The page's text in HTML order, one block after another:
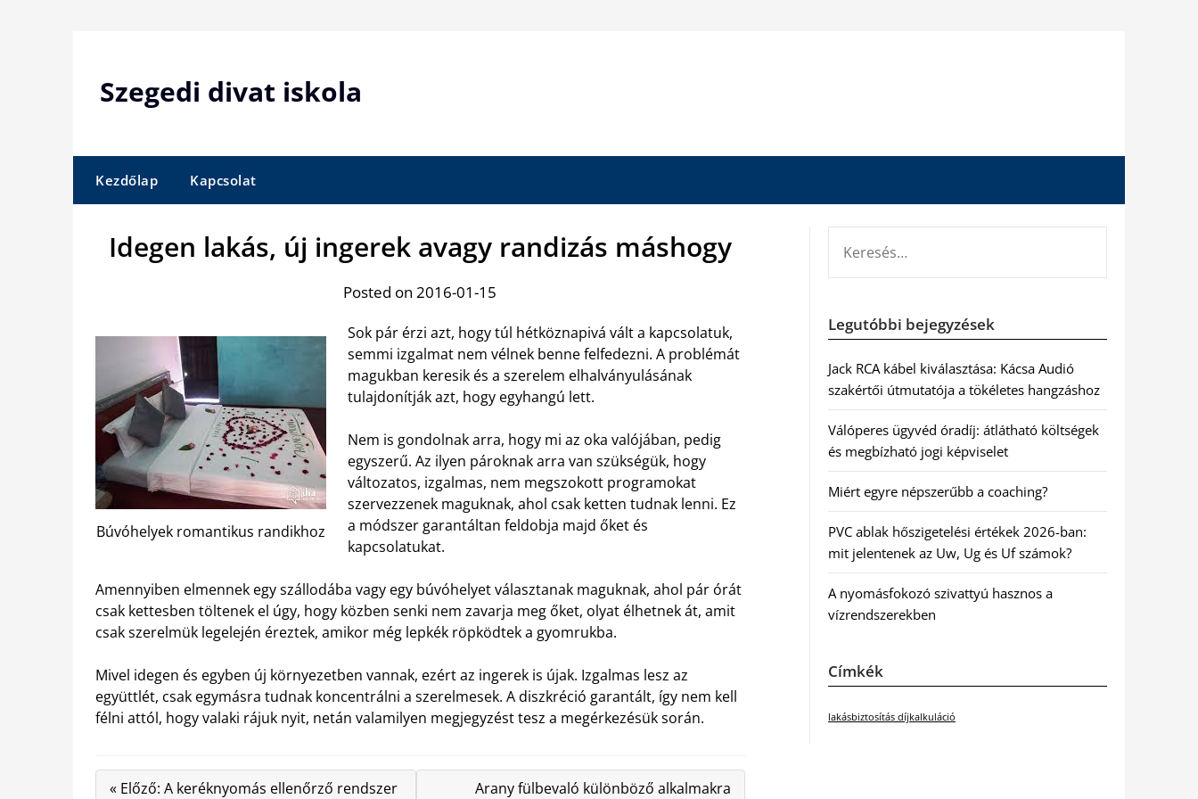
Szegedi divat iskola
Kezdőlap Kapcsolat
Idegen lakás, új ingerek avagy randizás máshogy
Posted on 2016-01-15
Búvóhelyek romantikus randikhoz
Sok pár érzi azt, hogy túl hétköznapivá vált a kapcsolatuk,
semmi izgalmat nem vélnek benne felfedezni. A problémát
magukban keresik és a szerelem elhalványulásának
tulajdonítják azt, hogy egyhangú lett.
Nem is gondolnak arra, hogy mi az oka valójában, pedig
egyszerű. Az ilyen pároknak arra van szükségük, hogy
változatos, izgalmas, nem megszokott programokat
szervezzenek maguknak, ahol csak ketten tudnak lenni. Ez
a módszer garantáltan feldobja majd őket és
kapcsolatukat.
Amennyiben elmennek egy szállodába vagy egy búvóhelyet választanak maguknak, ahol pár órát
csak kettesben töltenek el úgy, hogy közben senki nem zavarja meg őket, olyat élhetnek át, amit
csak szerelmük legelején éreztek, amikor még lepkék röpködtek a gyomrukba.
Mivel idegen és egyben új környezetben vannak, ezért az ingerek is újak. Izgalmas lesz az
együttlét, csak egymásra tudnak koncentrálni a szerelmesek. A diszkréció garantált, így nem kell
félni attól, hogy valaki rájuk nyit, netán valamilyen megjegyzést tesz a megérkezésük során.
« Előző: A keréknyomás ellenőrző rendszer Arany fülbevaló különböző alkalmakra
Legutóbbi bejegyzések
Jack RCA kábel kiválasztása: Kácsa Audió
szakértői útmutatója a tökéletes hangzáshoz
Válóperes ügyvéd óradíj: átlátható költségek
és megbízható jogi képviselet
Miért egyre népszerűbb a coaching?
PVC ablak hőszigetelési értékek 2026-ban:
mit jelentenek az Uw, Ug és Uf számok?
A nyomásfokozó szivattyú hasznos a
vízrendszerekben
Címkék
lakásbiztosítás díjkalkuláció